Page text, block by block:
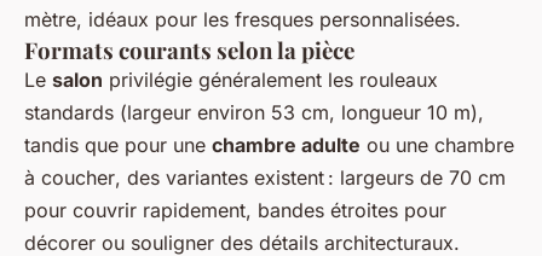
mètre, idéaux pour les fresques personnalisées.
Formats courants selon la pièce
Le salon privilégie généralement les rouleaux
standards (largeur environ 53 cm, longueur 10 m),
tandis que pour une chambre adulte ou une chambre
à coucher, des variantes existent : largeurs de 70 cm
pour couvrir rapidement, bandes étroites pour
décorer ou souligner des détails architecturaux.